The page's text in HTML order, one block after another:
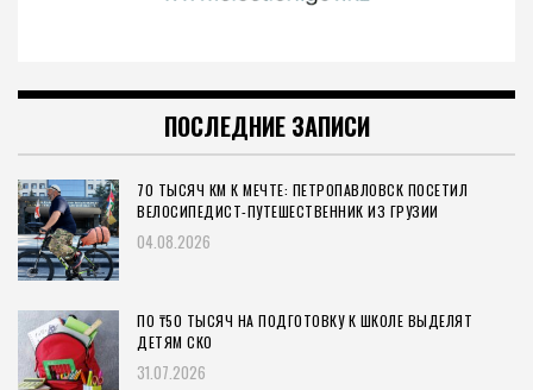
ПОСЛЕДНИЕ ЗАПИСИ
70 ТЫСЯЧ КМ К МЕЧТЕ: ПЕТРОПАВЛОВСК ПОСЕТИЛ
ВЕЛОСИПЕДИСТ-ПУТЕШЕСТВЕННИК ИЗ ГРУЗИИ
04.08.2026
ПО ₸50 ТЫСЯЧ НА ПОДГОТОВКУ К ШКОЛЕ ВЫДЕЛЯТ
ДЕТЯМ СКО
31.07.2026